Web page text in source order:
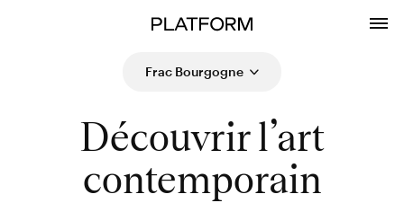
Frac Bourgogne
Découvrir l’art
contemporain